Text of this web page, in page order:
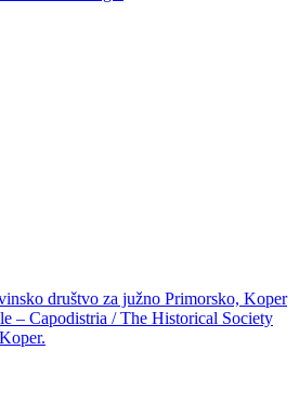
društvo za južno Primorsko, Koper
– Capodistria / The Historical Society